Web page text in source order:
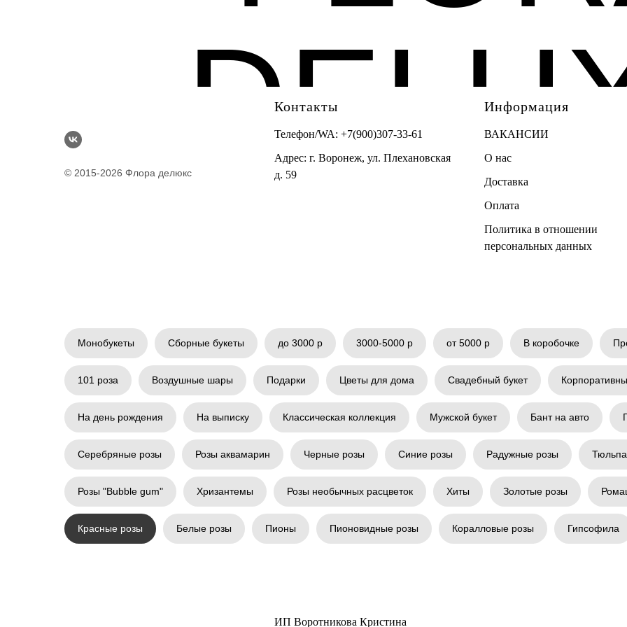
© 2015-2026 Флора делюкс
Контакты
Телефон/WA: +7(900)307-33-61
Адрес: г. Воронеж, ул. Плехановская
д. 59
Информация
ВАКАНСИИ
О нас
Доставка
Оплата
Политика в отношении
персональных данных
Монобукеты Сборные букеты до 3000 р 3000-5000 р от 5000 р В коробочке
101 роза Воздушные шары Подарки Цветы для дома Свадебный букет
На день рождения На выписку Классическая коллекция Мужской букет Бант на авто
Серебряные розы Розы аквамарин Черные розы Синие розы Радужные розы
Розы "Bubble gum" Хризантемы Розы необычных расцветок Хиты Золотые розы
Красные розы Белые розы Пионы Пионовидные розы Коралловые розы Гипсофила
ИП Воротникова Кристина